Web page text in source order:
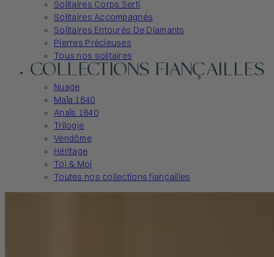
Solitaires Corps Serti
Solitaires Accompagnés
Solitaires Entourés De Diamants
Pierres Précieuses
Tous nos solitaires
COLLECTIONS FIANÇAILLES
Nuage
Maïa 1840
Anaïs 1840
Trilogie
Vendôme
Héritage
Toi & Moi
Toutes nos collections fiançailles